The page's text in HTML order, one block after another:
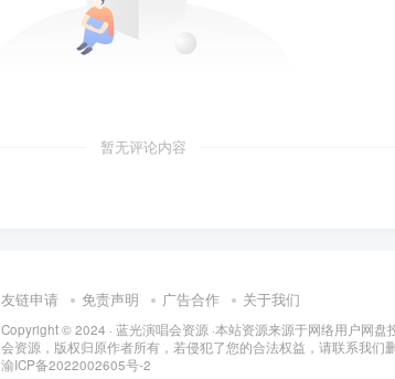
暂无评论内容
友链申请 免责声明 广告合作 关于我们
Copyright © 2024 · 蓝光演唱会资源 ·本站资源来源于网络用户网盘
会资源，版权归原作者所有，若侵犯了您的合法权益，请联系我们
渝ICP备2022002605号-2